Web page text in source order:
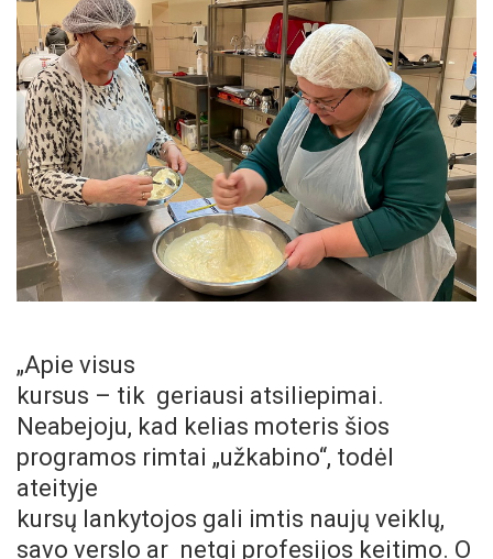
„Apie visus
kursus – tik geriausi atsiliepimai.
Neabejoju, kad kelias moteris šios
programos rimtai „užkabino“, todėl
ateityje
kursų lankytojos gali imtis naujų veiklų,
savo verslo ar netgi profesijos keitimo. O